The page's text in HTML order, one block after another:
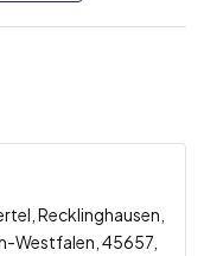
Recklinghausen,
Westfalen, 45657,